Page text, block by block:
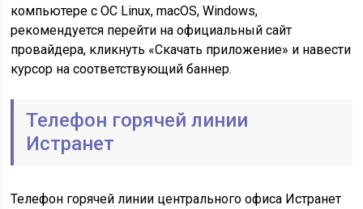
компьютере с ОС Linux, macOS, Windows,
рекомендуется перейти на официальный сайт
провайдера, кликнуть «Скачать приложение» и навести
курсор на соответствующий баннер.
Телефон горячей линии
Истранет
Телефон горячей линии центрального офиса Истранет